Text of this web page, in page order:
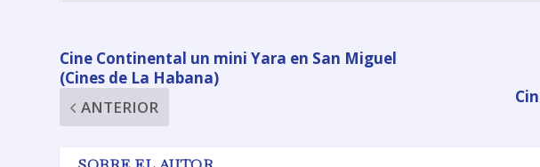
Cine Continental un mini Yara en San Miguel
(Cines de La Habana)
ANTERIOR